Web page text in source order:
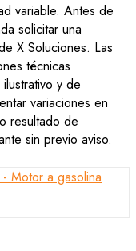
variable. Antes de
solicitar una
X Soluciones. Las
técnicas
y de
variaciones en
resultado de
sin previo aviso.